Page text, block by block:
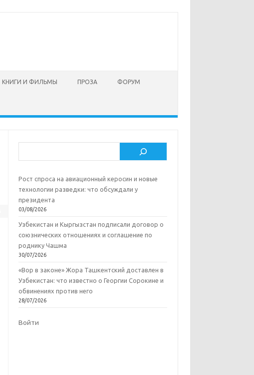
КНИГИ И ФИЛЬМЫ ПРОЗА ФОРУМ
Рост спроса на авиационный керосин и новые
технологии разведки: что обсуждали у
президента
03/08/2026
Узбекистан и Кыргызстан подписали договор о
союзнических отношениях и соглашение по
роднику Чашма
30/07/2026
«Вор в законе» Жора Ташкентский доставлен в
Узбекистан: что известно о Георгии Сорокине и
обвинениях против него
28/07/2026
Войти